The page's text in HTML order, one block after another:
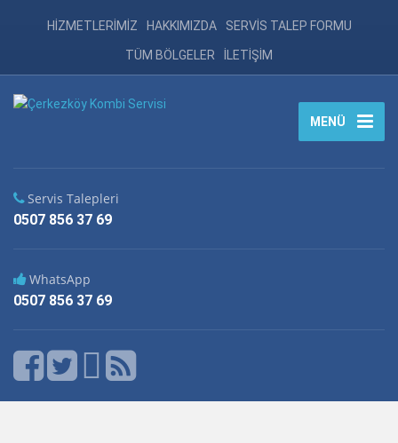
HİZMETLERİMİZ HAKKIMIZDA SERVİS TALEP FORMU
TÜM BÖLGELER İLETİŞİM
MENÜ
Servis Talepleri
0507 856 37 69
WhatsApp
0507 856 37 69